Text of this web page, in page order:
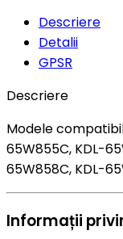
Descriere
Detalii
GPSR
Descriere
Modele
65W855C, KDL-
65W858C, KDL-
Informații